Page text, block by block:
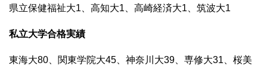
県立保健福祉大1、高知大1、高崎経済大1、筑波大1
私立大学合格実績
東海大80、関東学院大45、神奈川大39、専修大31、桜美